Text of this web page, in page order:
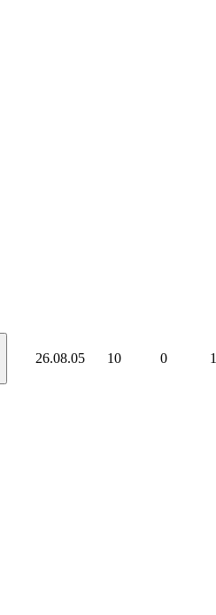
26.08.05 10 0 1